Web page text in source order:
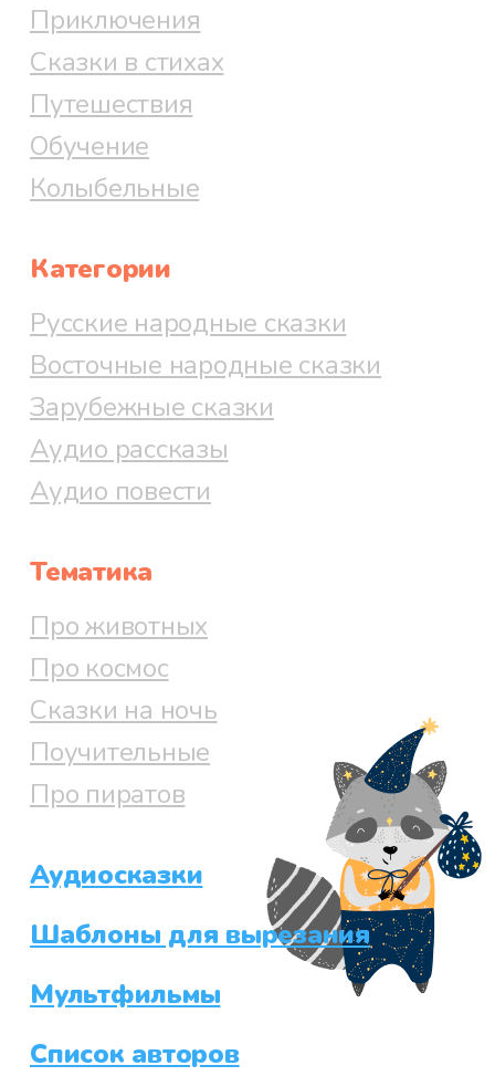
Приключения
Сказки в стихах
Путешествия
Обучение
Колыбельные
Категории
Русские народные сказки
Восточные народные сказки
Зарубежные сказки
Аудио рассказы
Аудио повести
Тематика
Про животных
Про космос
Сказки на ночь
Поучительные
Про пиратов
Аудиосказки
Шаблоны для вырезания
Мультфильмы
Список авторов